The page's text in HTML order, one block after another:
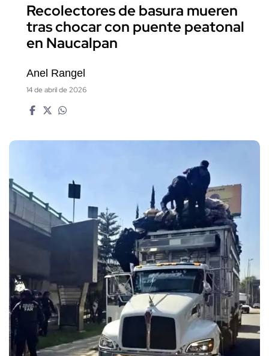
Recolectores de basura mueren
tras chocar con puente peatonal
en Naucalpan
Anel Rangel
14 de abril de 2026